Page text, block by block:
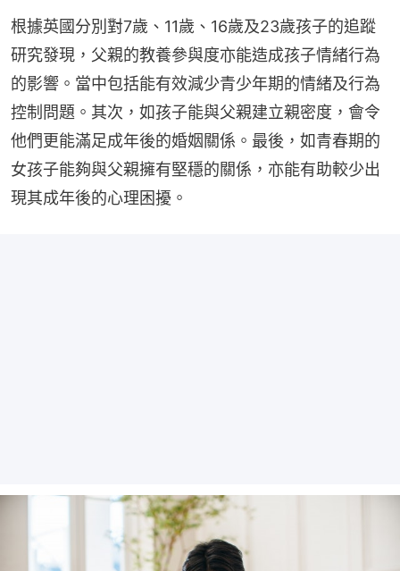
根據英國分別對7歲、11歲、16歲及23歲孩子的追蹤
研究發現，父親的教養參與度亦能造成孩子情緒行為
的影響。當中包括能有效減少青少年期的情緒及行為
控制問題。其次，如孩子能與父親建立親密度，會令
他們更能滿足成年後的婚姻關係。最後，如青春期的
女孩子能夠與父親擁有堅穩的關係，亦能有助較少出
現其成年後的心理困擾。